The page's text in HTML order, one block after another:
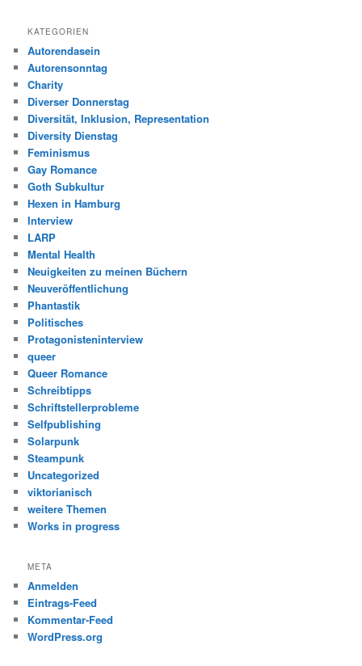
KATEGORIEN
Autorendasein
Autorensonntag
Charity
Diverser Donnerstag
Diversität, Inklusion, Representation
Diversity Dienstag
Feminismus
Gay Romance
Goth Subkultur
Hexen in Hamburg
Interview
LARP
Mental Health
Neuigkeiten zu meinen Büchern
Neuveröffentlichung
Phantastik
Politisches
Protagonisteninterview
queer
Queer Romance
Schreibtipps
Schriftstellerprobleme
Selfpublishing
Solarpunk
Steampunk
Uncategorized
viktorianisch
weitere Themen
Works in progress
META
Anmelden
Eintrags-Feed
Kommentar-Feed
WordPress.org